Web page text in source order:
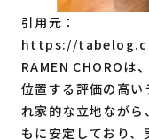
引用元：
https://
RAMEN CHOROは
位置する評価の高
れ家的な立地なが
もに安定しており